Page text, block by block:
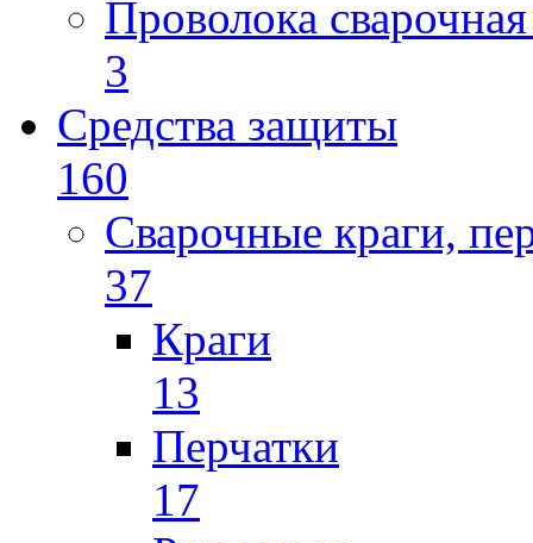
Проволока
3
Средства защиты
160
Сварочные краги,
37
Краги
13
Перчатки
17